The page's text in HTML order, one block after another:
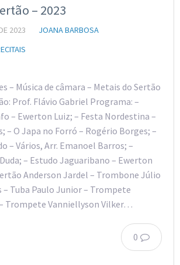
– 2023
2023
JOANA BARBOSA
– Música de câmara – Metais do Sertão
Prof. Flávio Gabriel Programa: –
– Ewerton Luiz; – ⁠Festa Nordestina –
– ⁠O Japa no Forró – Rogério Borges; –
– Vários, Arr. Emanoel Barros; –
– ⁠Estudo Jaguaribano – Ewerton
Anderson Jardel – Trombone Júlio
– Tuba Paulo Junior – Trompete
Trompete Vanniellyson Vilker…
0